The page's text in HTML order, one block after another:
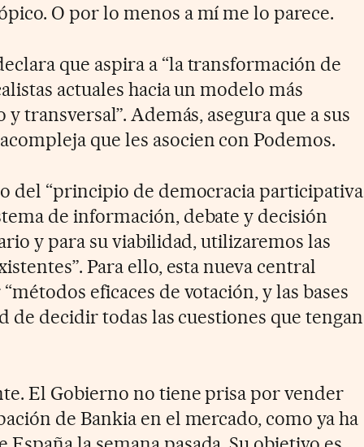
O por lo menos a mí me lo parece.
que aspira a “la transformación de
actuales hacia un modelo más
transversal”. Además, asegura que a sus
que les asocien con Podemos.
del “principio de democracia participativa
de información, debate y decisión
y para su viabilidad, utilizaremos las
Para ello, esta nueva central
eficaces de votación, y las bases
de decidir todas las cuestiones que tengan
El Gobierno no tiene prisa por vender
de Bankia en el mercado, como ya ha